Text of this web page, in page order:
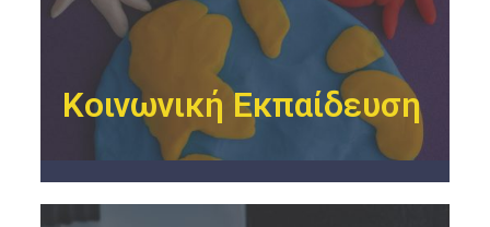
Κοινωνική Εκπαίδευση